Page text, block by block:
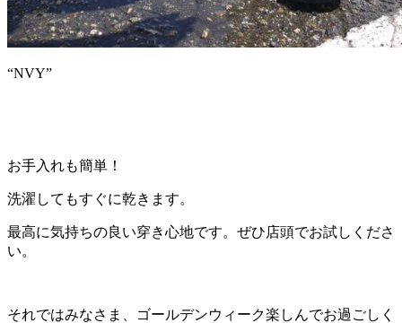
“NVY”
お手入れも簡単！
洗濯してもすぐに乾きます。
最高に気持ちの良い穿き心地です。ぜひ店頭でお試しくださ
い。
それではみなさま、ゴールデンウィーク楽しんでお過ごしく